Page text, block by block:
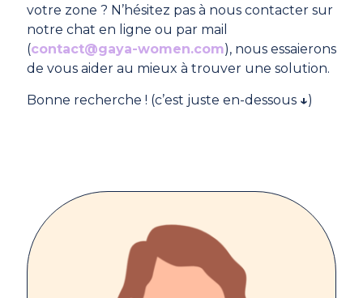
votre zone ? N’hésitez pas à nous contacter sur
notre chat en ligne ou par mail
(contact@gaya-women.com), nous essaierons
de vous aider au mieux à trouver une solution.
Bonne recherche ! (c’est juste en-dessous ↓)